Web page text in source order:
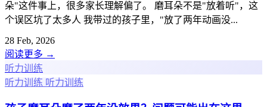
朵"这件事上，很多家长理解偏了。 磨耳朵不是"放着听"，这
个误区坑了太多人 我带过的孩子里，"放了两年动画没...
28 Feb, 2026
阅读更多 →
听力训练
听力训练 听力训练